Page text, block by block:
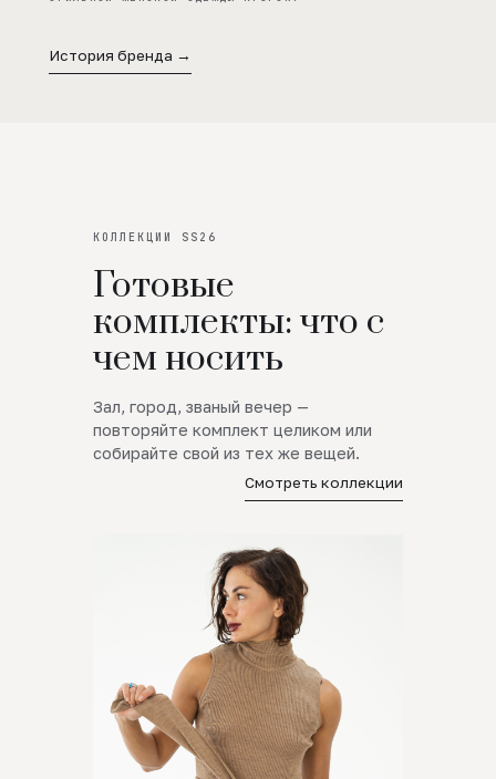
История бренда →
КОЛЛЕКЦИИ SS26
Готовые
комплекты: что с
чем носить
Зал, город, званый вечер —
повторяйте комплект целиком или
собирайте свой из тех же вещей.
Смотреть коллекции